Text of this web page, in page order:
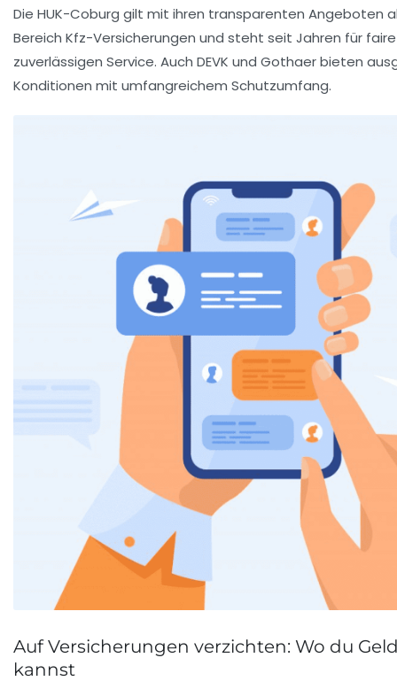
Die HUK-Coburg gilt mit ihren transparenten Angeboten
Bereich Kfz-Versicherungen und steht seit Jahren für
zuverlässigen Service. Auch DEVK und Gothaerbieten
Konditionen mit umfangreichem Schutzumfang.
Auf Versicherungen verzichten: Wo du
kannst